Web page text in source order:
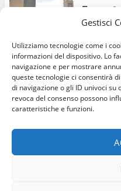
Gestisci
Utilizziamo tecnologie come i
informazioni del dispositivo. Lo
navigazione e per mostrare
queste tecnologie ci consentirà
di navigazione o gli ID univoci su
revoca del consenso possono
caratteristiche e funzioni.
6 15
7
Giochi
Viterbo
I
Home Privacy Policy
© Occhio Viterbese -
ROC:39156 -